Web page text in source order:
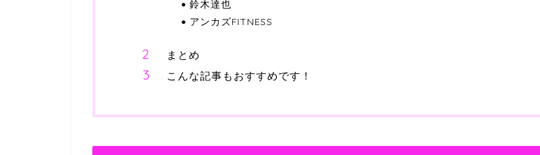
鈴木達也
アンカズFITNESS
まとめ
こんな記事もおすすめです！